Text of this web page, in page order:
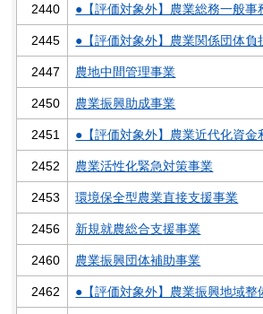
2440 ●【評価対象外】農業総務一般事
2445 ●【評価対象外】農業関係団体負
2447 農地中間管理事業
2450 農業振興助成事業
2451 ●【評価対象外】農業近代化資金
2452 農業活性化緊急対策事業
2453 環境保全型農業直接支援事業
2456 新規就農総合支援事業
2460 農業振興団体補助事業
2462 ●【評価対象外】農業振興地域整